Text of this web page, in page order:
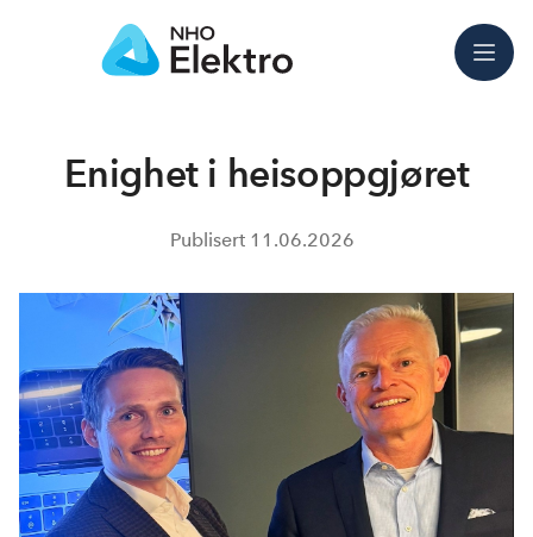
Meny
Enighet i heisoppgjøret
Publisert 11.06.2026